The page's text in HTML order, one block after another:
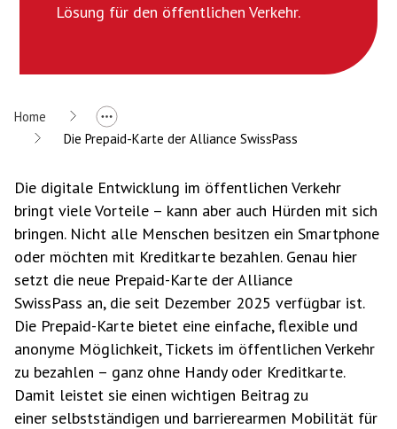
Lösung für den öffentlichen Verkehr.
Home
Die Prepaid-Karte der Alliance SwissPass
Die digitale Entwicklung im öffentlichen Verkehr
bringt viele Vorteile – kann aber auch Hürden mit sich
bringen. Nicht alle Menschen besitzen ein Smartphone
oder möchten mit Kreditkarte bezahlen. Genau hier
setzt die neue Prepaid-Karte der Alliance
SwissPass an, die seit Dezember 2025 verfügbar ist.
Die Prepaid-Karte bietet eine einfache, flexible und
anonyme Möglichkeit, Tickets im öffentlichen Verkehr
zu bezahlen – ganz ohne Handy oder Kreditkarte.
Damit leistet sie einen wichtigen Beitrag zu
einer selbstständigen und barrierearmen Mobilität für